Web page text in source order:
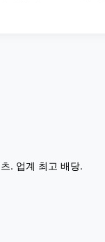
. 업계 최고 배당.